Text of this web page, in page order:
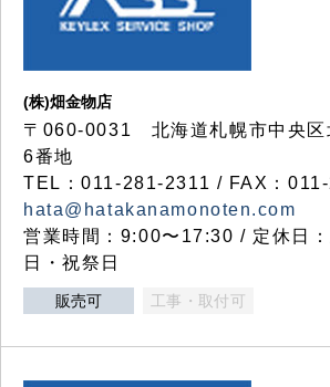
(株)畑金物店
〒060-0031 北海道札幌市中央区
6番地
TEL：011-281-2311 / FAX：
hata@hatakanamonoten.com
営業時間：9:00〜17:30 / 定休日
日・祝祭日
販売可 工事・取付可